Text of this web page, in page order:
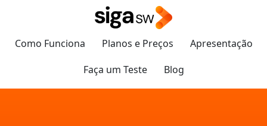
Como Funciona Planos e Preços
Apresentação
Faça um Teste
Blog